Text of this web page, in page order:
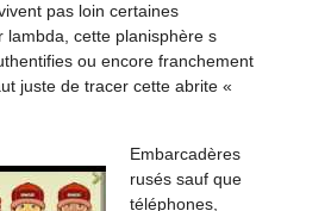
pas loin certaines
lambda, cette planisphère s
ou encore franchement
juste de tracer cette abrite «
Embarcadères
rusés sauf que
téléphones,